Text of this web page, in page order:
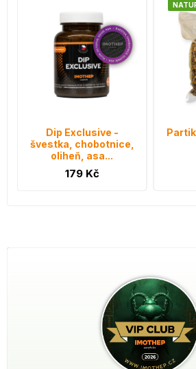
Dip Exclusive -
švestka, chobotnice,
oliheň, asa...
179 Kč